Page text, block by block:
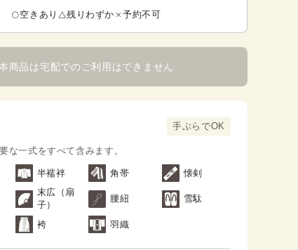
空きあり 残りわずか 予約不可
商品は宅配でのご利用はできません
手ぶらでOK
な一式をすべて含みます。
半襦袢 角帯 懐剣
末広（扇
子）
腰紐 雪駄
袴 羽織